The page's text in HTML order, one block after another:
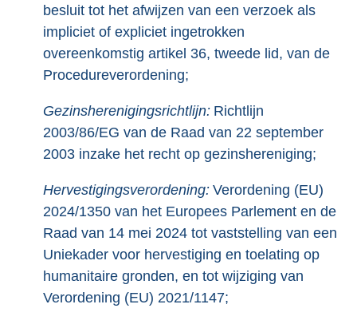
besluit tot het afwijzen van een verzoek als
impliciet of expliciet ingetrokken
overeenkomstig artikel 36, tweede lid, van de
Procedureverordening;
Gezinsherenigingsrichtlijn: Richtlijn
2003/86/EG van de Raad van 22 september
2003 inzake het recht op gezinshereniging;
Hervestigingsverordening: Verordening (EU)
2024/1350 van het Europees Parlement en de
Raad van 14 mei 2024 tot vaststelling van een
Uniekader voor hervestiging en toelating op
humanitaire gronden, en tot wijziging van
Verordening (EU) 2021/1147;